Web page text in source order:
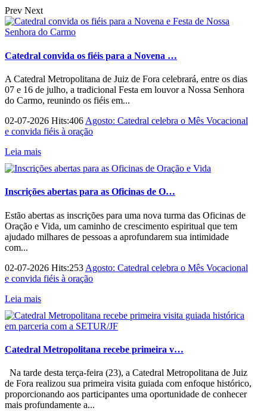
Prev Next
Catedral convida os fiéis para a Novena …
A Catedral Metropolitana de Juiz de Fora celebrará, entre os dias
07 e 16 de julho, a tradicional Festa em louvor a Nossa Senhora
do Carmo, reunindo os fiéis em...
02-07-2026 Hits:406 Agosto: Catedral celebra o Mês Vocacional
e convida fiéis à oração
Leia mais
Inscrições abertas para as Oficinas de O…
Estão abertas as inscrições para uma nova turma das Oficinas de
Oração e Vida, um caminho de crescimento espiritual que tem
ajudado milhares de pessoas a aprofundarem sua intimidade
com...
02-07-2026 Hits:253 Agosto: Catedral celebra o Mês Vocacional
e convida fiéis à oração
Leia mais
Catedral Metropolitana recebe primeira v…
Na tarde desta terça-feira (23), a Catedral Metropolitana de Juiz
de Fora realizou sua primeira visita guiada com enfoque histórico,
proporcionando aos participantes uma oportunidade de conhecer
mais profundamente a...